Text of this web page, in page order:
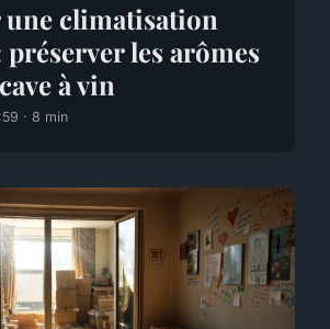
une climatisation
préserver les arômes
à vin
· 8 min